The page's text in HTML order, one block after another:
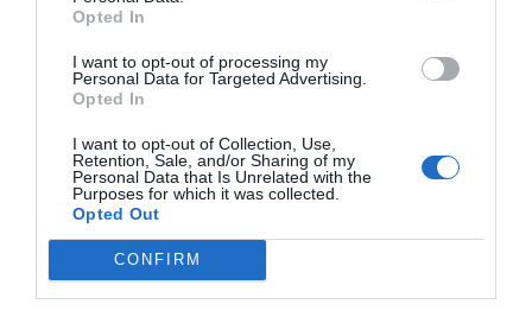
Opted In
I want to opt-out of processing my
Personal Data for Targeted Advertising.
Opted In
I want to opt-out of Collection, Use,
Retention, Sale, and/or Sharing of my
Personal Data that Is Unrelated with the
Purposes for which it was collected.
Opted Out
CONFIRM